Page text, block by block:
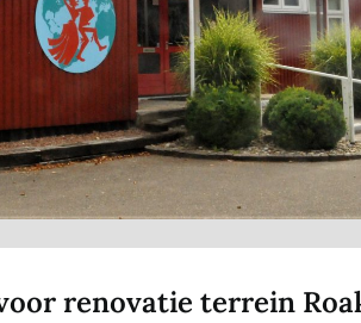
renovatie terrein